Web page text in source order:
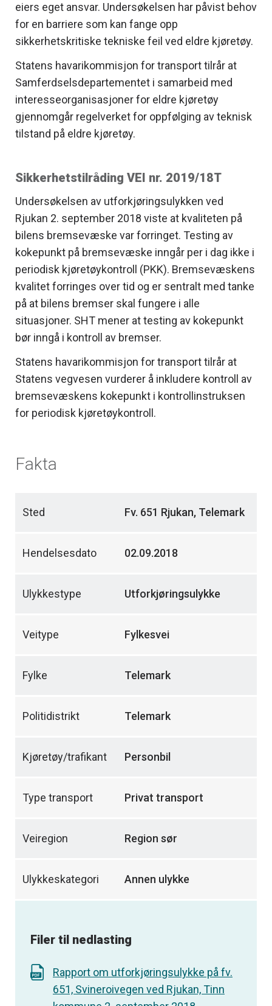
eiers eget ansvar. Undersøkelsen har påvist behov
for en barriere som kan fange opp
sikkerhetskritiske tekniske feil ved eldre kjøretøy.
Statens havarikommisjon for transport tilrår at
Samferdselsdepartementet i samarbeid med
interesseorganisasjoner for eldre kjøretøy
gjennomgår regelverket for oppfølging av teknisk
tilstand på eldre kjøretøy.
Sikkerhetstilråding VEI nr. 2019/18T
Undersøkelsen av utforkjøringsulykken ved
Rjukan 2. september 2018 viste at kvaliteten på
bilens bremsevæske var forringet. Testing av
kokepunkt på bremsevæske inngår per i dag ikke i
periodisk kjøretøykontroll (PKK). Bremsevæskens
kvalitet forringes over tid og er sentralt med tanke
på at bilens bremser skal fungere i alle
situasjoner. SHT mener at testing av kokepunkt
bør inngå i kontroll av bremser.
Statens havarikommisjon for transport tilrår at
Statens vegvesen vurderer å inkludere kontroll av
bremsevæskens kokepunkt i kontrollinstruksen
for periodisk kjøretøykontroll.
Fakta
Sted Fv. 651 Rjukan, Telemark
Hendelsesdato 02.09.2018
Ulykkestype Utforkjøringsulykke
Veitype Fylkesvei
Fylke Telemark
Politidistrikt Telemark
Kjøretøy/trafikant Personbil
Type transport Privat transport
Veiregion Region sør
Ulykkeskategori Annen ulykke
Filer til nedlasting
Rapport om utforkjøringsulykke på fv.
651, Svineroivegen ved Rjukan, Tinn